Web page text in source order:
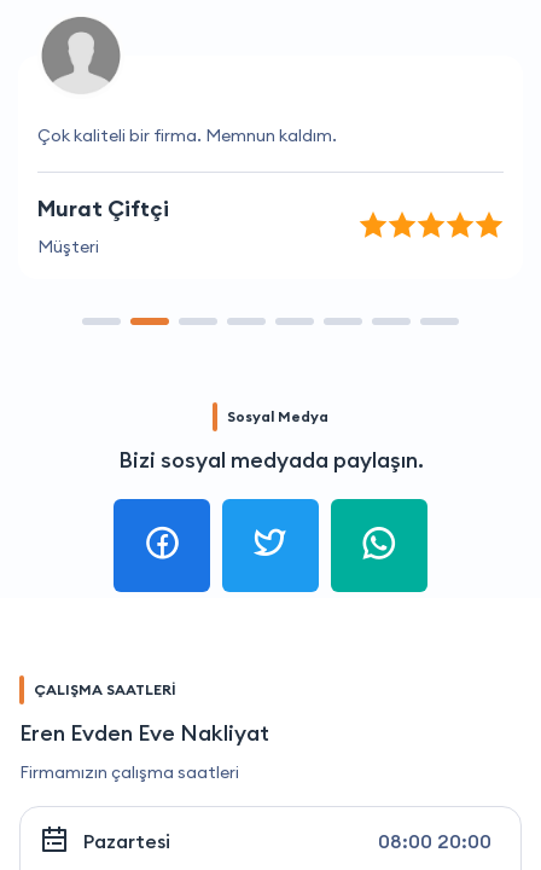
Çok kaliteli bir firma. Memnun kaldım.
Murat Çiftçi
Müşteri
Sosyal Medya
Bizi sosyal medyada paylaşın.
ÇALIŞMA SAATLERİ
Eren Evden Eve Nakliyat
Firmamızın çalışma saatleri
Pazartesi 08:00 20:00